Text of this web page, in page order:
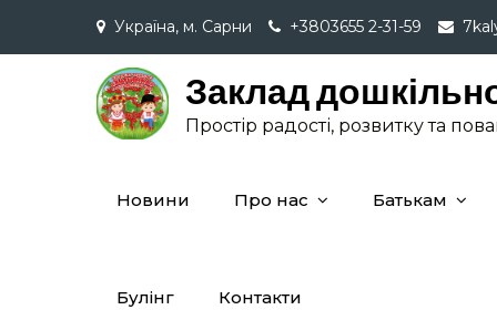
Україна, м. Сарни +3803655 2-31-59
Заклад
Простір радості, розвитку та
Новини Про нас Батькам
Булінг Контакти